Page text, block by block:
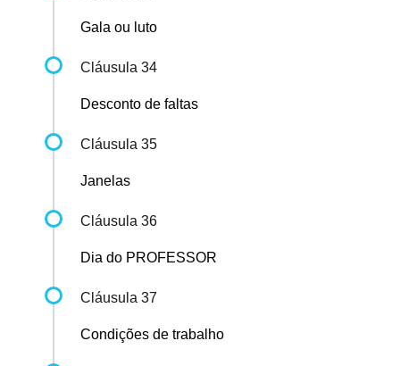
Gala ou luto
Cláusula 34
Desconto de faltas
Cláusula 35
Janelas
Cláusula 36
Dia do PROFESSOR
Cláusula 37
Condições de trabalho